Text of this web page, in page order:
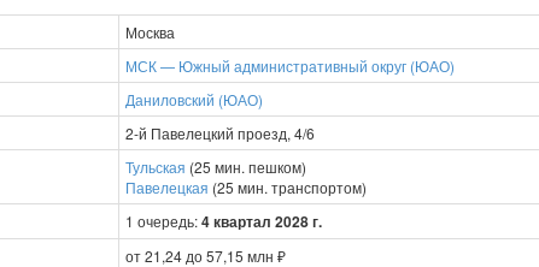
Москва
МСК — Южный административный округ (ЮАО)
Даниловский (ЮАО)
2-й Павелецкий проезд, 4/6
Тульская (25 мин. пешком)
Павелецкая (25 мин. транспортом)
1 очередь:4 квартал 2028 г.
от 21,24 до 57,15 млн ₽